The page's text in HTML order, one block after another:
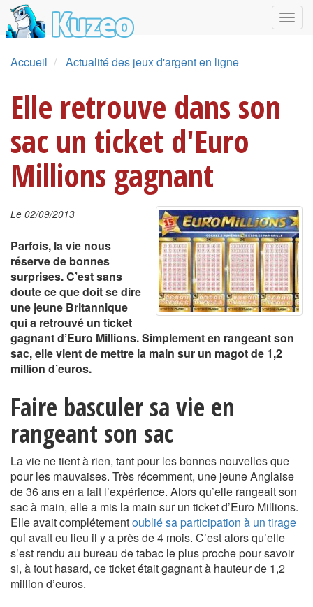
Accueil Actualité des jeux d'argent en ligne
Elle retrouve dans son
sac un ticket d'Euro
Millions gagnant
Le 02/09/2013
Parfois, la vie nous
réserve de bonnes
surprises. C’est sans
doute ce que doit se dire
une jeune Britannique
qui a retrouvé un ticket
gagnant d’Euro Millions. Simplement en rangeant son
sac, elle vient de mettre la main sur un magot de 1,2
million d’euros.
Faire basculer sa vie en
rangeant son sac
La vie ne tient à rien, tant pour les bonnes nouvelles que
pour les mauvaises. Très récemment, une jeune Anglaise
de 36 ans en a fait l’expérience. Alors qu’elle rangeait son
sac à main, elle a mis la main sur un ticket d’Euro Millions.
Elle avait complétementoublié sa participation à un tirage
qui avait eu lieu il y a près de 4 mois. C’est alors qu’elle
s’est rendu au bureau de tabac le plus proche pour savoir
si, à tout hasard, ce ticket était gagnant à hauteur de 1,2
million d’euros.